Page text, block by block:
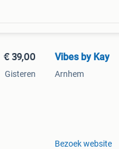
€ 39,00
Gisteren
Vibes by Kay
Arnhem
Bezoek website